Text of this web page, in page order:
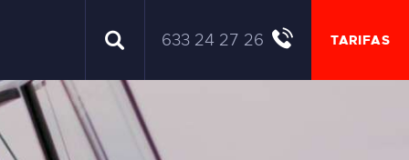
633 24 27 26 TARIFAS